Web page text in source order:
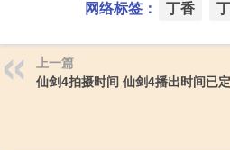
网络标签： 丁香
上一篇
仙剑4拍摄时间 仙剑4播出时间已定